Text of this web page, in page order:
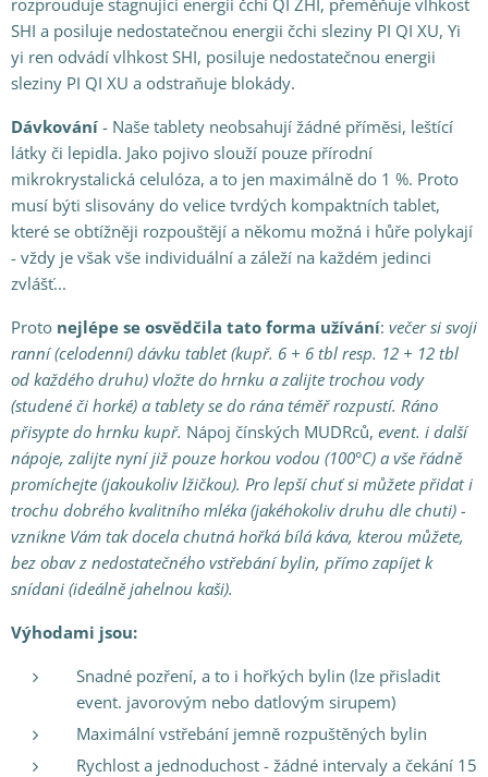
rozprouďuje stagnující energii čchi QI ZHI, přeměňuje vlhkost
SHI a posiluje nedostatečnou energii čchi sleziny PI QI XU, Yi
yi ren odvádí vlhkost SHI, posiluje nedostatečnou energii
sleziny PI QI XU a odstraňuje blokády.
Dávkování - Naše tablety neobsahují žádné příměsi, leštící
látky či lepidla. Jako pojivo slouží pouze přírodní
mikrokrystalická celulóza, a to jen maximálně do 1 %. Proto
musí býti slisovány do velice tvrdých kompaktních tablet,
které se obtížněji rozpouštějí a někomu možná i hůře polykají
- vždy je však vše individuální a záleží na každém jedinci
zvlášť...
Proto nejlépe se osvědčila tato forma užívání: večer si svoji
ranní (celodenní) dávku tablet (kupř. 6 + 6 tbl resp. 12 + 12 tbl
od každého druhu) vložte do hrnku a zalijte trochou vody
(studené či horké) a tabletyse do rána téměř rozpustí. Ráno
přisypte do hrnku kupř. Nápoj čínských MUDRců, event. i další
nápoje, zalijte nyní již pouze horkou vodou (100°C) a vše řádně
promíchejte (jakoukoliv lžičkou). Pro lepší chuť si můžete přidat i
trochu dobrého kvalitního mléka (jakéhokoliv druhu dle chuti) -
vznikne Vám tak docela chutná hořká bílá káva, kterou můžete,
bez obav z nedostatečného vstřebání bylin, přímo zapíjet k
snídani (ideálně jahelnou kaši).
Výhodami jsou:
Snadné pozření, a to i hořkých bylin (lze přisladit
event. javorovým nebo datlovým sirupem)
Maximální vstřebání jemně rozpuštěných bylin
Rychlost a jednoduchost - žádné intervaly a čekání 15